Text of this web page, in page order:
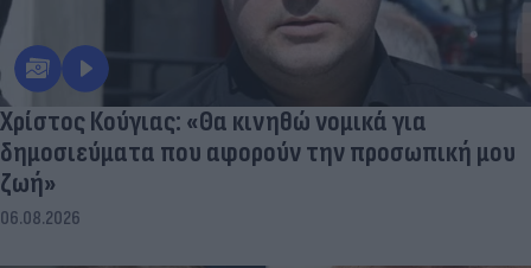
Χρίστος Κούγιας: «Θα κινηθώ νομικά για
δημοσιεύματα που αφορούν την προσωπική μου
ζωή»
06.08.2026